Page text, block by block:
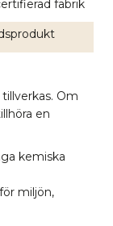
fabrik
Om
en
kemiska
miljön,